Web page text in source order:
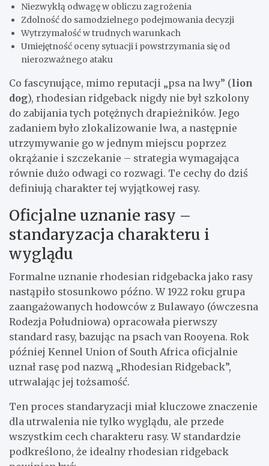
Niezwykłą odwagę w obliczu zagrożenia
Zdolność do samodzielnego podejmowania decyzji
Wytrzymałość w trudnych warunkach
Umiejętność oceny sytuacji i powstrzymania się od
nierozważnego ataku
Co fascynujące, mimo reputacji „psa na lwy” (lion
dog), rhodesian ridgeback nigdy nie był szkolony
do zabijania tych potężnych drapieżników. Jego
zadaniem było zlokalizowanie lwa, a następnie
utrzymywanie go w jednym miejscu poprzez
okrążanie i szczekanie – strategia wymagająca
równie dużo odwagi co rozwagi. Te cechy do dziś
definiują charakter tej wyjątkowej rasy.
Oficjalne uznanie rasy –
standaryzacja charakteru i
wyglądu
Formalne uznanie rhodesian ridgebacka jako rasy
nastąpiło stosunkowo późno. W 1922 roku grupa
zaangażowanych hodowców z Bulawayo (ówczesna
Rodezja Południowa) opracowała pierwszy
standard rasy, bazując na psach van Rooyena. Rok
później Kennel Union of South Africa oficjalnie
uznał rasę pod nazwą „Rhodesian Ridgeback”,
utrwalając jej tożsamość.
Ten proces standaryzacji miał kluczowe znaczenie
dla utrwalenia nie tylko wyglądu, ale przede
wszystkim cech charakteru rasy. W standardzie
podkreślono, że idealny rhodesian ridgeback